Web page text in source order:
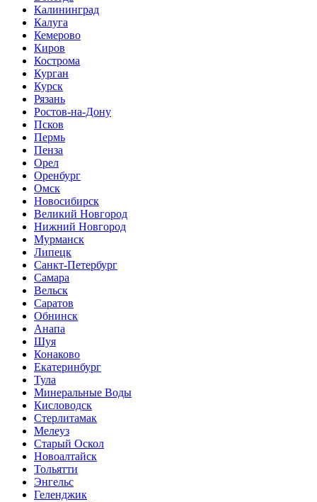
Калининград
Калуга
Кемерово
Киров
Кострома
Курган
Курск
Рязань
Ростов-на-Дону
Псков
Пермь
Пенза
Орел
Оренбург
Омск
Новосибирск
Великий Новгород
Нижний Новгород
Мурманск
Липецк
Санкт-Петербург
Самара
Вельск
Саратов
Обнинск
Анапа
Шуя
Конаково
Екатеринбург
Тула
Минеральные Воды
Кисловодск
Стерлитамак
Мелеуз
Старый Оскол
Новоалтайск
Тольятти
Энгельс
Геленджик